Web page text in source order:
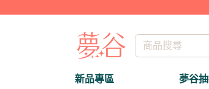
新品專區 夢谷